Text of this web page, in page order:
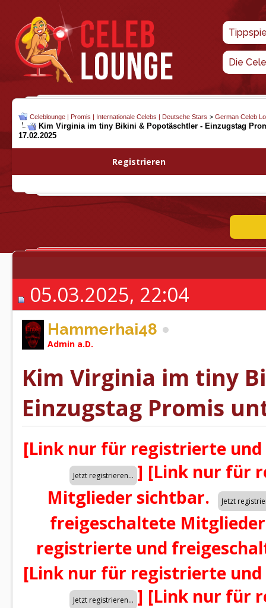
Die
Celeblounge | Promis | Internationale Celebs | Deutsche Stars > German Celeb
Kim Virginia im tiny Bikini & Popotäschtler - Einzugstag
17.02.2025
Registrieren
05.03.2025, 22:04
Hammerhai48
Admin a.D.
Kim Virginia im tiny
Einzugstag Promis
[Link nur für registrierte
] [Link nur für
Mitglieder sichtbar.
freigeschaltete
registrierte und
[Link nur für registrierte
] [Link nur für